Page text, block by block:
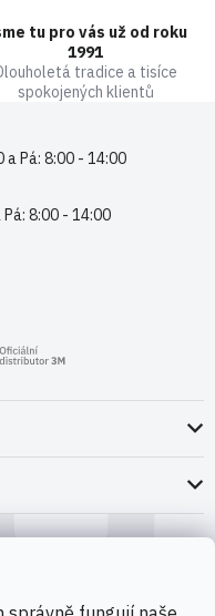
tu pro vás už od roku
1991
tradice a tisíce
spokojených klientů
a Pá: 8:00 - 14:00
8:00 - 14:00